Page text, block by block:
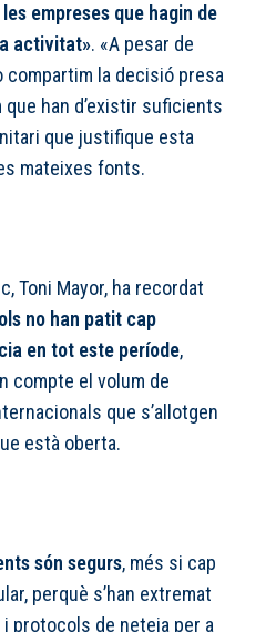
empreses que hagin de
activitat». «A pesar de
compartim la decisió presa
han d’existir suficients
que justifique esta
mateixes fonts.
Toni Mayor, ha recordat
no han patit cap
en tot este període,
compte el volum de
que s’allotgen
està oberta.
són segurs, més si cap
perquè s’han extremat
i protocols de neteja per a